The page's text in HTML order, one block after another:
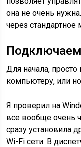
она не очень
через
Подключаем
Для начала, просто
компьютеру, или
Я проверил на
все вообще очень
сразу установила
Wi-Fi сети. В